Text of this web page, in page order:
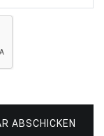
ABSCHICKEN